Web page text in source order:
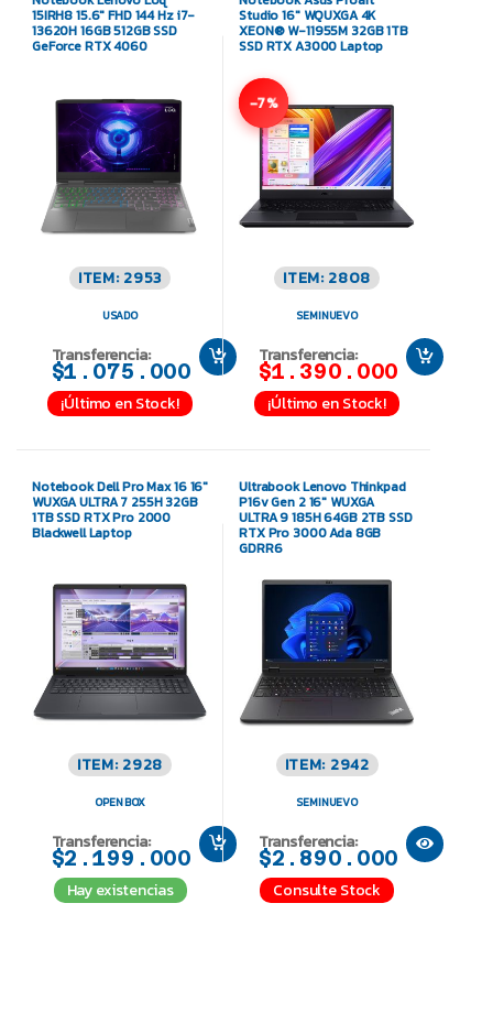
15IRH8 15.6″ FHD 144 Hz i7-
13620H 16GB 512GB SSD
GeForce RTX 4060
ITEM: 2953
USADO
Transferencia:
$1.075.000
¡Último en Stock!
Studio 16″ WQUXGA 4K
XEON® W-11955M 32GB 1TB
SSD RTX A3000 Laptop
-7%
ITEM: 2808
SEMINUEVO
Transferencia:
$1.390.000
¡Último en Stock!
Notebook Dell Pro Max 16 16″
WUXGA ULTRA 7 255H 32GB
1TB SSD RTX Pro 2000
Blackwell Laptop
ITEM: 2928
OPEN BOX
Transferencia:
$2.199.000
Hay existencias
Ultrabook Lenovo Thinkpad
P16v Gen 2 16″ WUXGA
ULTRA 9 185H 64GB 2TB SSD
RTX Pro 3000 Ada 8GB
GDRR6
ITEM: 2942
SEMINUEVO
Transferencia:
$2.890.000
Consulte Stock